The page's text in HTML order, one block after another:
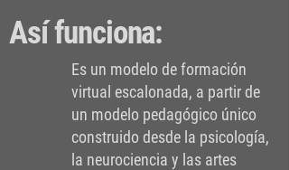
Así funciona:
Es un modelo de formación
virtual escalonada, a partir de
un modelo pedagógico único
construido desde la psicología,
la neurociencia y las artes